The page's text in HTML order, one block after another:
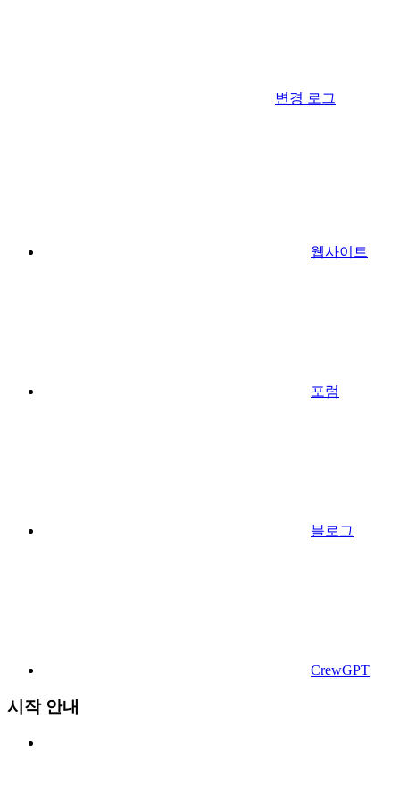
변경 로그
웹사이트
포럼
블로그
CrewGPT
시작 안내